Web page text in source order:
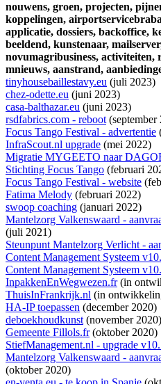
nouwens, groen, projecten,
koppelingen,
applicatie, dossiers, backoffice,
beeldend, kunstenaar,
novumagribusiness, activiteiten,
mnieuws, aanstrand,
tinyhousebaillestavy.eu (juli 2023)
chez-odette.eu (juni 2023)
casa-balthazar.eu (juni 2023)
rsdfabrics.com - reboot(september
Focus Tango Festival - advertentie
InfraScout.nl upgrade (mei 2022)
Migratie MYGEETO naar
Stichting Focus Tango (februari
Focus Tango Festival - website
Fatima Melody (februari 2022)
swoop coaching (januari 2022)
Mantelzorg Valkenswaard -
(juli 2021)
Steunpunt Mantelzorg Verlicht -
Content Management Systeem
Content Management Systeem
InpakkenEnWegwezen.fr(in
ThuisInFrankrijk.nl (in
HA-IP toepassen (december 2020)
deboekhoudkunst(november 2020)
Gemeente Fillols.fr(oktober 2020)
StiefManagement.nl - upgrade
Mantelzorg Valkenswaard -
(oktober 2020)